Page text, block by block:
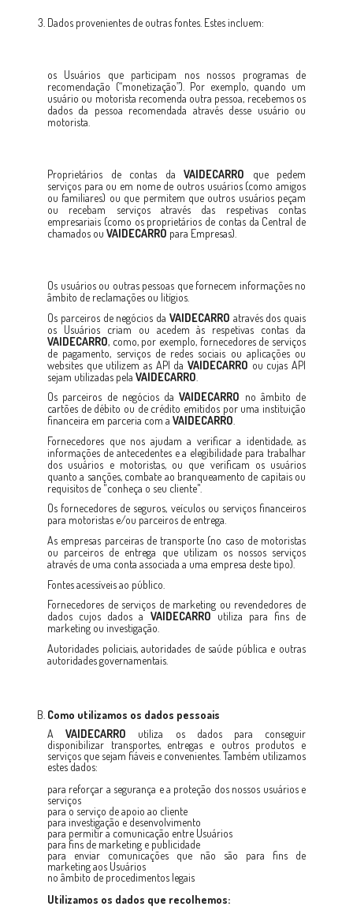
Dados provenientes de outras fontes. Estes incluem:
os Usuários que participam nos nossos programas de
recomendação (“monetização”). Por exemplo, quando um
usuário ou motorista recomenda outra pessoa, recebemos os
dados da pessoa recomendada através desse usuário ou
motorista.
Proprietários de contas da VAIDECARRO que pedem
serviços para ou em nome de outros usuários (como amigos
ou familiares) ou que permitem que outros usuários peçam
ou recebam serviços através das respetivas contas
empresariais (como os proprietários de contas da Central de
chamados ou VAIDECARRO para Empresas).
Os usuários ou outras pessoas que fornecem informações no
âmbito de reclamações ou litígios.
Os parceiros de negócios da VAIDECARRO através dos quais
os Usuários criam ou acedem às respetivas contas da
VAIDECARRO, como, por exemplo, fornecedores de serviços
de pagamento, serviços de redes sociais ou aplicações ou
websites que utilizem as API da VAIDECARRO ou cujas API
sejam utilizadas pela VAIDECARRO
Os parceiros de negócios daVAIDECARRO no âmbito de
cartões de débito ou de crédito emitidos por uma instituição
financeira em parceria com a VAIDECARRO
Fornecedores que nos ajudam a verificar a identidade, as
informações de antecedentes e a elegibilidade para trabalhar
dos usuários e motoristas, ou que verificam os usuários
quanto a sanções, combate ao branqueamento de capitais ou
requisitos de "conheça o seu cliente".
Os fornecedores de seguros, veículos ou serviços financeiros
para motoristas e/ou parceiros de entrega.
As empresas parceiras de transporte (no caso de motoristas
ou parceiros de entrega que utilizam os nossos serviços
através de uma conta associada a uma empresa deste tipo).
Fontes acessíveis ao público.
Fornecedores de serviços de marketing ou revendedores de
dados cujos dados a VAIDECARRO utiliza para fins de
marketing ou investigação.
Autoridades policiais, autoridades de saúde pública e outras
autoridades governamentais.
Como utilizamos os dados pessoais
AVAIDECARRO utiliza os dados para conseguir
disponibilizar transportes, entregas e outros produtos e
serviços que sejam fiáveis e convenientes. Também utilizamos
estes dados:
para reforçar a segurança e a proteção dos nossos usuários e
serviços
para o serviço de apoio ao cliente
para investigação e desenvolvimento
para permitir a comunicação entre Usuários
para fins de marketing e publicidade
para enviar comunicações que não são para fins de
marketing aos Usuários
no âmbito de procedimentos legais
Utilizamos os dados que recolhemos: